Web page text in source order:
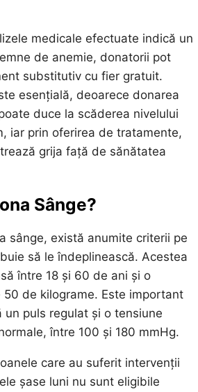
medicale efectuate indică un
de anemie, donatorii pot
substitutiv cu fier gratuit.
esențială, deoarece donarea
duce la scăderea nivelului
iar prin oferirea de tratamente,
grija față de sănătatea
Sânge?
sânge, există anumite criterii pe
să le îndeplinească. Acestea
între 18 și 60 de ani și o
de kilograme. Este important
un puls regulat și o tensiune
între 100 și 180 mmHg.
care au suferit intervenții
șase luni nu sunt eligibile